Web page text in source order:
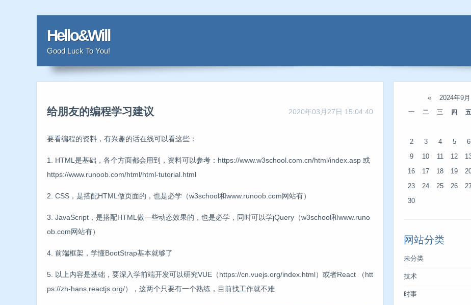
Hello&Will
Good Luck To You!
2020年03月27日 15:04:40
给朋友的编程学习建议
要看编程的资料，有兴趣的话在线可以看这些：
1. HTML是基础，各个方面都会用到，资料可以参考：https://www.w3school.com.cn/html/index.asp 或
https://www.runoob.com/html/html-tutorial.html
2. CSS，是搭配HTML做页面的，也是必学（w3school和www.runoob.com网站有）
3. JavaScript，是搭配HTML做一些动态效果的，也是必学，同时可以学jQuery（w3school和www.runo
ob.com网站有）
4. 前端框架，学懂BootStrap基本就够了
5. 以上内容是基础，要深入学前端开发可以研究VUE（https://cn.vuejs.org/index.html）或者React （htt
ps://zh-hans.reactjs.org/），这两个只要有一个熟练，目前找工作就不难
« 2024年9月
一
二 三 四 五
2 3 4 5 6
9 10 11 12
16 17 18 19
23 24 25 26
30
网站分类
未分类
技术
时事